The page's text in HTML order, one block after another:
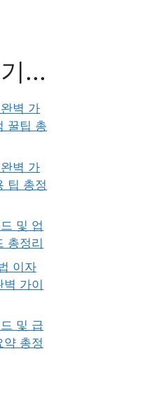
...
벽 가
꿀팁 총
벽 가
팁 총정
및 업
총정리
이자
벽 가이
및 급
약 총정